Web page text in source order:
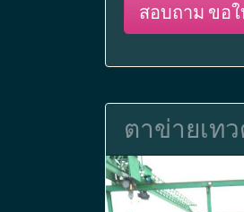
สอบถาม ขอ
ตาข่ายเท